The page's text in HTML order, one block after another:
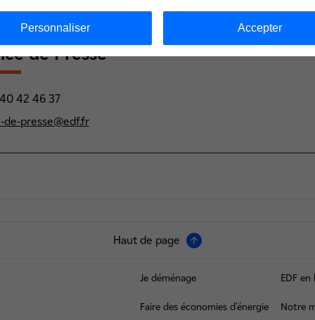
de Presse
42 46 37
de-presse@edf.fr
Haut de page
Je déménage
Faire des économies d’énergie
EDF en
Notre
Personnaliser Accepter